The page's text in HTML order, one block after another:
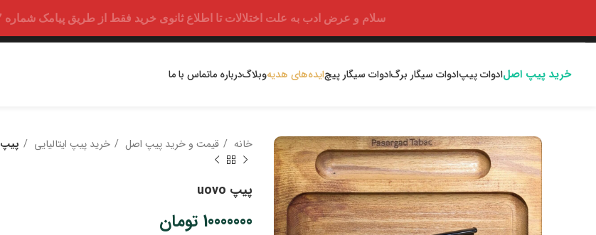
سلام و عرض ادب به علت اختلالات تا اطلاع ثانوی خرید فقط از طریق پیامک شماره 09352200077 امکان پذیر است.
خرید پیپ اصلادوات پیپادوات سیگار برگادوات سیگار پیچایده‌های هدیهوبلاگدرباره ماتماس با ما
خانه قیمت و خرید پیپ اصل خرید پیپ ایتالیایی پیپ uovo
پیپ uovo
10000000 تومان